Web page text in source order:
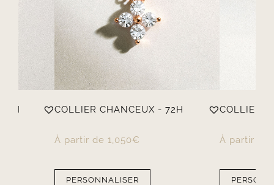
COLLIER CHANCEUX - 72H
À partir de 1,050€
PERSONNALISER
COLLIER
À partir de